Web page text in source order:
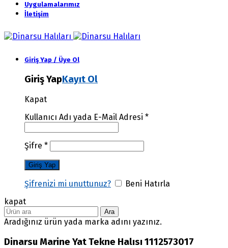
Uygulamalarımız
İletişim
Giriş Yap / Üye Ol
Giriş YapKayıt Ol
Kapat
Kullanıcı Adı yada E-Mail Adresi *
Şifre *
Şifrenizi mi unuttunuz?
Beni Hatırla
kapat
Ara
Aradığınız ürün yada marka adını yazınız.
Dinarsu Marine Yat Tekne Halısı 1112573017